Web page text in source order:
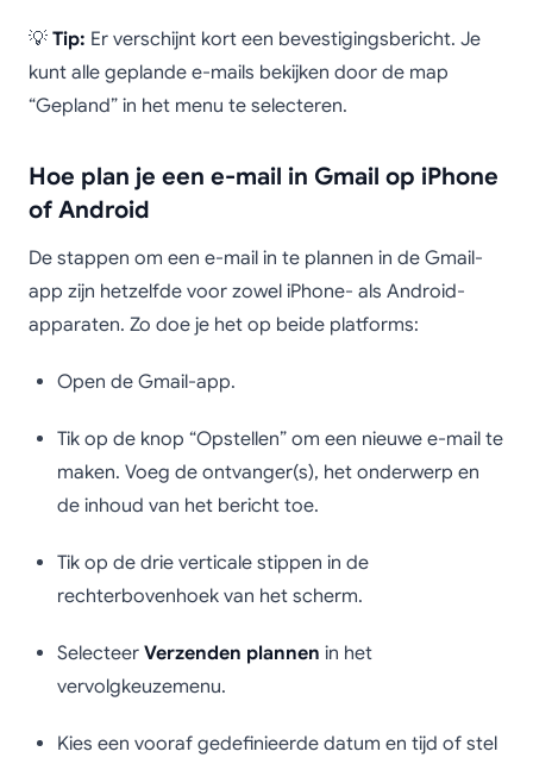
💡 Tip: Er verschijnt kort een bevestigingsbericht. Je
kunt alle geplande e-mails bekijken door de map
“Gepland” in het menu te selecteren.
Hoe plan je een e-mail in Gmail op iPhone
of Android
De stappen om een e-mail in te plannen in de Gmail-
app zijn hetzelfde voor zowel iPhone- als Android-
apparaten. Zo doe je het op beide platforms:
Open de Gmail-app.
Tik op de knop “Opstellen” om een nieuwe e-mail te
maken. Voeg de ontvanger(s), het onderwerp en
de inhoud van het bericht toe.
Tik op de drie verticale stippen in de
rechterbovenhoek van het scherm.
Selecteer Verzenden plannen in het
vervolgkeuzemenu.
Kies een vooraf gedefinieerde datum en tijd of stel